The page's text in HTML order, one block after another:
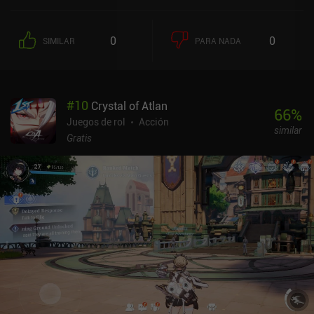
diversión. Lamentablemente, la campaña se hace repetitiva con
bastante rapidez, y los entornos de cada nivel apenas influyen en
inconvenientes, Shadowgun Legends ofrece una de las mejores
experiencias de disparos de este tipo, ya que muchos de los viejos
clásicos como N.O.V.A. 2 ya no están disponibles. Y no es que no
gran compatibilidad con mandos Bluetooth y la opción de cambiar
entre disparo automático y manual. Shadowgun Legends se
monetiza a través de anuncios incentivados, e iAPs para una
progresión más rápida, skins y equipo fuerte. Sin embargo, por
suerte, estas compras no son necesarias, ya que el equipo más
potente también se puede conseguir a través de largas partidas.
Aunque la campaña para un jugador deja mucho que desear, creo
que la sólida jugabilidad de base entretendrá a los fans del género
con su alta calidad y buen rendimiento.
SIMILAR 0 PARA NADA 0
#10 Crystal of Atlan
Juegos de rol
Acción
Gratis
66%
similar